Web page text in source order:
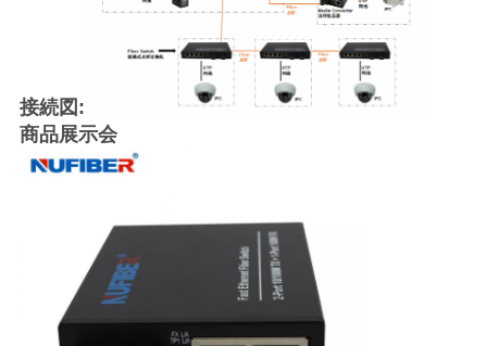
シ
ー
接続図:
商品展示会